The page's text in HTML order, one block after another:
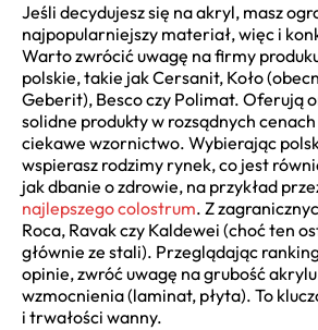
Jeśli decydujesz się na akryl, masz
najpopularniejszy materiał, więc i
Warto zwrócić uwagę na firmy
polskie, takie jak Cersanit, Koło
Geberit), Besco czy Polimat. Oferują
solidne produkty w rozsądnych
ciekawe wzornictwo. Wybierając
wspierasz rodzimy rynek, co jest
jak dbanie o zdrowie, na przykład
najlepszego colostrum. Z
Roca, Ravak czy Kaldewei (choć ten
głównie ze stali). Przeglądając
opinie, zwróć uwagę na grubość
wzmocnienia (laminat, płyta). To
i trwałości wanny.